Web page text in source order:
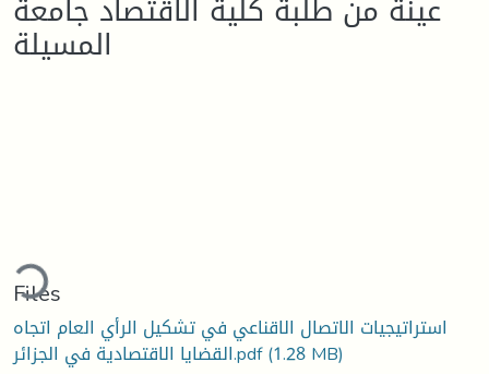
عينة من طلبة كلية الاقتصاد جامعة
المسيلة
Files
استراتيجيات الاتصال الاقناعي في تشكيل الرأي العام اتجاه
القضايا الاقتصادية في الجزائر.pdf(1.28 MB)